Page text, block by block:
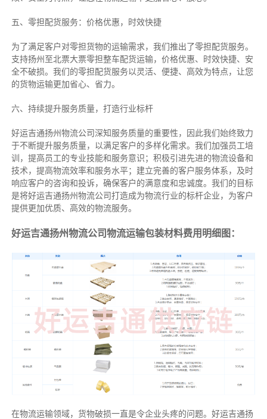
五、零担配货服务：价格优惠，时效快捷
为了满足客户对零担货物的运输需求，我们推出了零担配货服务。
支持扬州至北票大票零担整车配货运输，价格优惠、时效快捷、安
全不破损。我们的零担配货服务以灵活、便捷、高效为特点，让您
的货物运输更加省心、省力。
六、持续提升服务质量，打造行业标杆
好运吉通扬州物流公司深知服务质量的重要性，因此我们始终致力
于不断提升服务质量，以满足客户的多样化需求。我们加强员工培
训，提高员工的专业技能和服务意识；积极引进先进的物流设备和
技术，提高物流效率和服务水平；建立完善的客户服务体系，及时
响应客户的咨询和投诉，确保客户的满意度和忠诚度。我们的目标
是将好运吉通扬州物流公司打造成为物流行业的标杆企业，为客户
提供更加优质、高效的物流服务。
好运吉通扬州物流公司物流运输包装材料费用明细图：
在物流运输领域，货物破损一直是令企业头疼的问题。好运吉通扬